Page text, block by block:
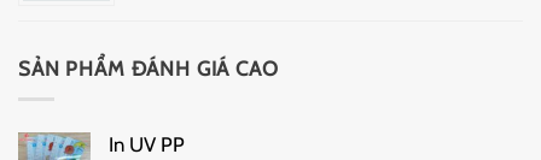
SẢN PHẨM ĐÁNH GIÁ CAO
In UV PP